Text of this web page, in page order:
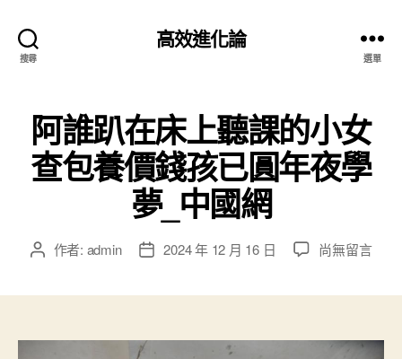
搜尋
高效進化論
選單
阿誰趴在床上聽課的小女
查包養價錢孩已圓年夜學
夢_中國網
文 作者: admin
文
期
2024 年 12 月 16 日
在
床
尚無留言